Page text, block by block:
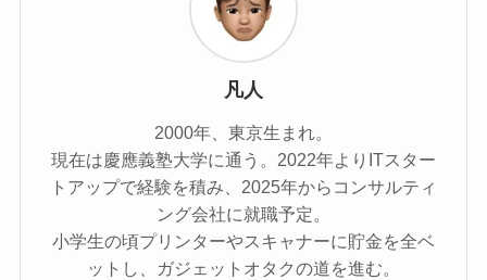
凡人
2000年、東京生まれ。
現在は慶應義塾大学に通う。2022年よりITスター
トアップで経験を積み、2025年からコンサルティ
ング会社に就職予定。
小学生の頃プリンターやスキャナーに貯金を全ベ
ットし、ガジェットオタクの道を進む。